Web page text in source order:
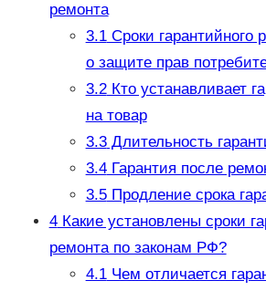
ремонта
3.1Сроки гарантийного
о защите прав
3.2Кто устанавливает
на товар
3.3Длительность
3.4Гарантия после
3.5Продление срока
4Какие установлены сроки
ремонта по законам РФ?
4.1Чем отличается